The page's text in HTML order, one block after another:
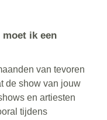
ik een
van tevoren
de show van jouw
en artiesten
tijdens